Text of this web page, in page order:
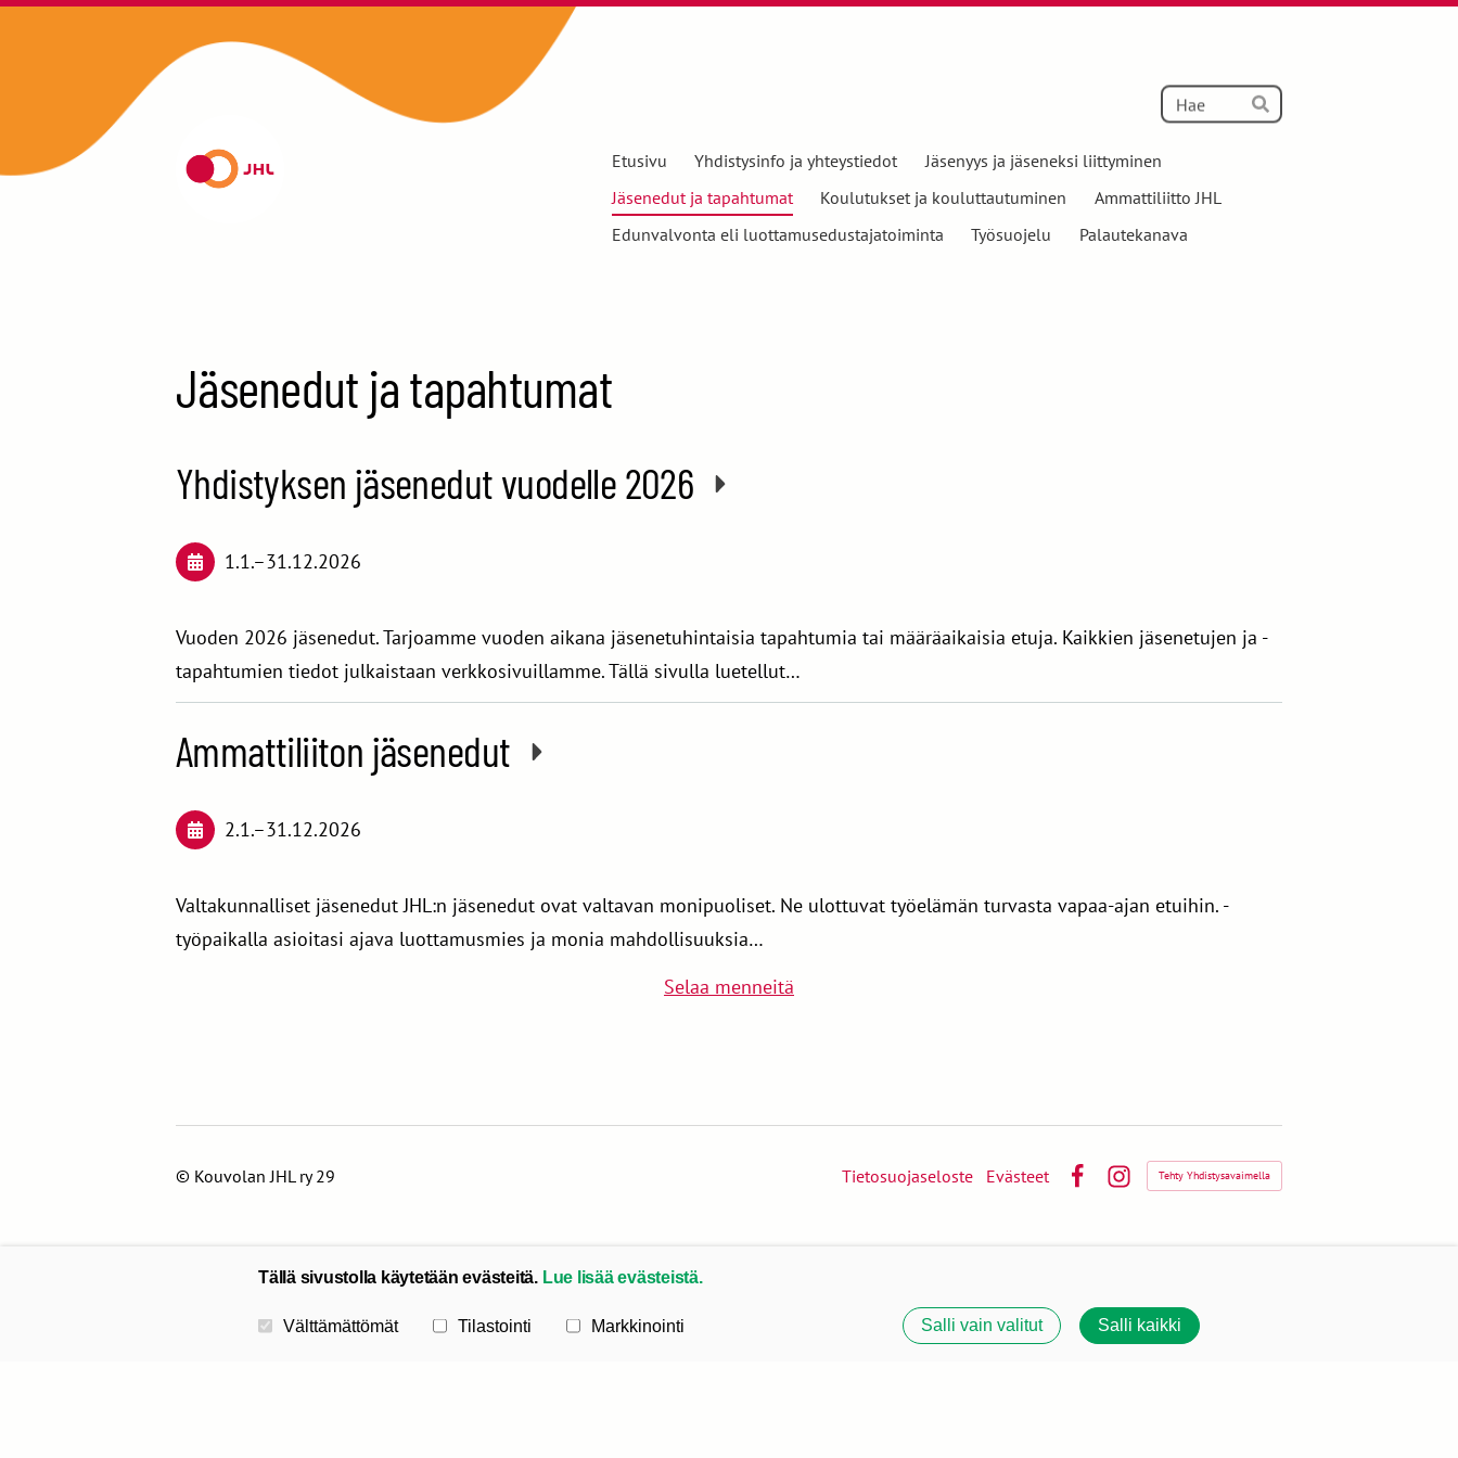
Haku
Hae
Kouvolan JHL ry 29
Etusivu Yhdistysinfo ja yhteystiedot
Jäsenyys ja jäseneksi liittyminen
Jäsenedut ja tapahtumat
Koulutukset ja kouluttautuminen
Ammattiliitto JHL
Edunvalvonta eli luottamusedustajatoiminta
Työsuojelu Palautekanava
Jäsenedut ja tapahtumat
Yhdistyksen jäsenedut vuodelle 2026
1.1.–31.12.2026
Vuoden 2026 jäsenedut. Tarjoamme vuoden aikana jäsenetuhintaisia tapahtumia tai määräaikaisia etuja. Kaikkien jäsenetujen ja -
tapahtumien tiedot julkaistaan verkkosivuillamme. Tällä sivulla luetellut…
Ammattiliiton jäsenedut
2.1.–31.12.2026
Valtakunnalliset jäsenedut JHL:n jäsenedut ovat valtavan monipuoliset. Ne ulottuvat työelämän turvasta vapaa-ajan etuihin. -
työpaikalla asioitasi ajava luottamusmies ja monia mahdollisuuksia…
Selaa menneitä
© Kouvolan JHL ry 29 Tietosuojaseloste
Evästeet
Instagram
Tehty Yhdistysavaimella
Tällä sivustolla käytetään evästeitä. Lue lisää evästeistä.
Valitse käytettävät evästeet
Välttämättömät Tilastointi Markkinointi Salli vain valitut Salli kaikki